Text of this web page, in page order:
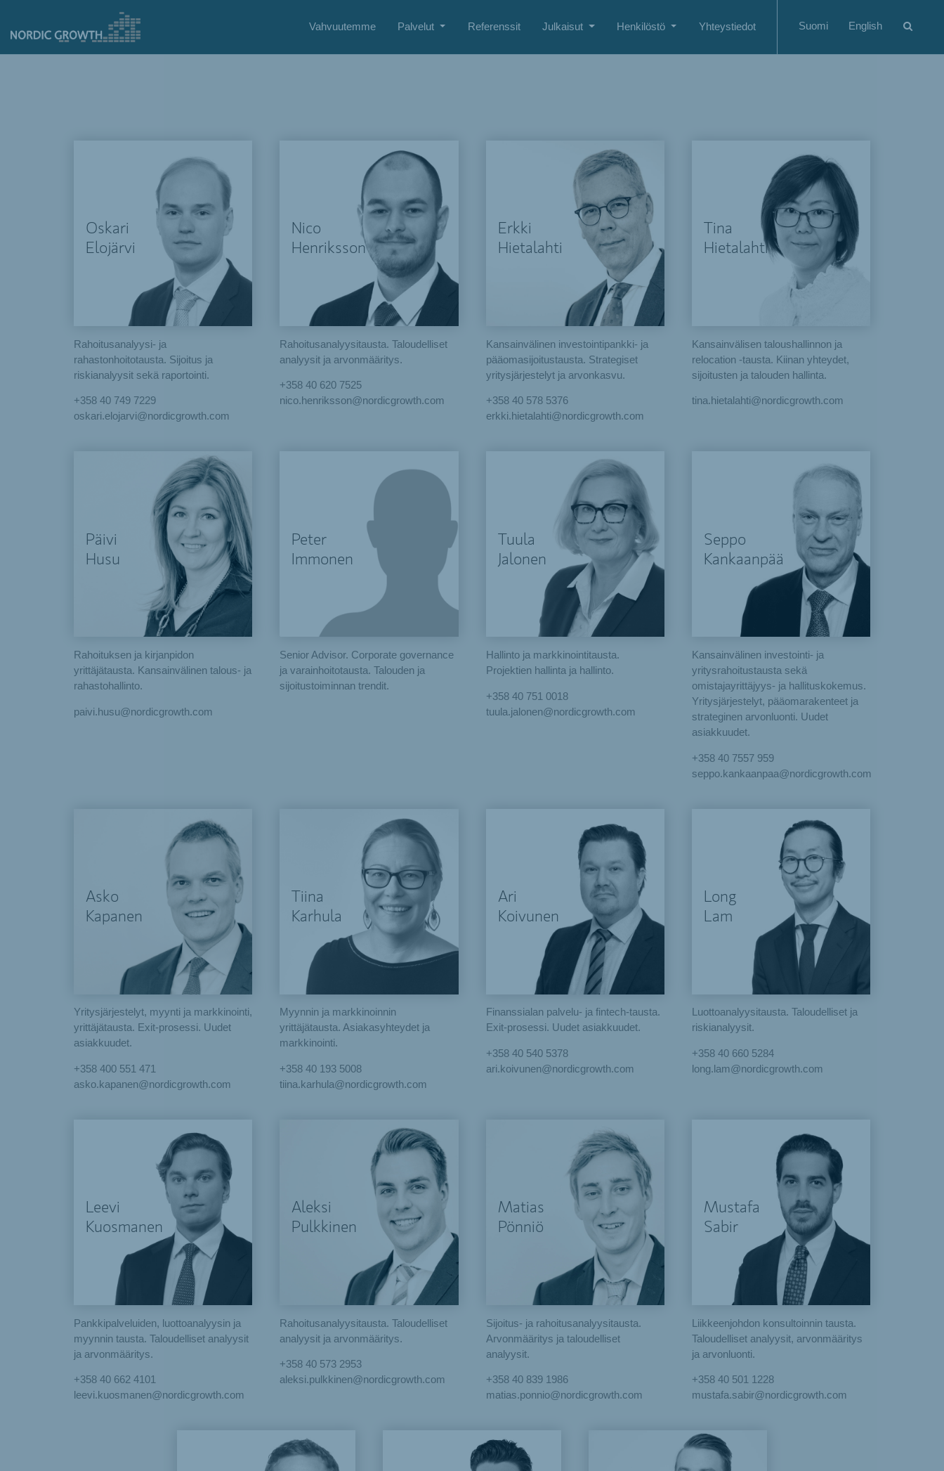
Vahvuutemme Palvelut Referenssit Julkaisut Henkilöstö Yhteystiedot Suomi English
Oskari
Elojärvi
Rahoitusanalyysi- ja
rahastonhoitotausta. Sijoitus ja
riskianalyysit sekä raportointi.
+358 40 749 7229
oskari.elojarvi@nordicgrowth.com
Nico
Henriksson
Rahoitusanalyysitausta. Taloudelliset
analyysit ja arvonmääritys.
+358 40 620 7525
nico.henriksson@nordicgrowth.com
Erkki
Hietalahti
Kansainvälinen investointipankki- ja
pääomasijoitustausta. Strategiset
yritysjärjestelyt ja arvonkasvu.
+358 40 578 5376
erkki.hietalahti@nordicgrowth.com
Tina
Hietalahti
Kansainvälisen taloushallinnon ja
relocation -tausta. Kiinan yhteydet,
sijoitusten ja talouden hallinta.
tina.hietalahti@nordicgrowth.com
Päivi
Husu
Rahoituksen ja kirjanpidon
yrittäjätausta. Kansainvälinen talous- ja
rahastohallinto.
paivi.husu@nordicgrowth.com
Peter
Immonen
Senior Advisor. Corporate governance
ja varainhoitotausta. Talouden ja
sijoitustoiminnan trendit.
Tuula
Jalonen
Hallinto ja markkinointitausta.
Projektien hallinta ja hallinto.
+358 40 751 0018
tuula.jalonen@nordicgrowth.com
Seppo
Kankaanpää
Kansainvälinen investointi- ja
yritysrahoitustausta sekä
omistajayrittäjyys- ja hallituskokemus.
Yritysjärjestelyt, pääomarakenteet ja
strateginen arvonluonti. Uudet
asiakkuudet.
+358 40 7557 959
seppo.kankaanpaa@nordicgrowth.com
Asko
Kapanen
Yritysjärjestelyt, myynti ja markkinointi,
yrittäjätausta. Exit-prosessi. Uudet
asiakkuudet.
+358 400 551 471
asko.kapanen@nordicgrowth.com
Tiina
Karhula
Myynnin ja markkinoinnin
yrittäjätausta. Asiakasyhteydet ja
markkinointi.
‭+358 40 193 5008‬
tiina.karhula@nordicgrowth.com
Ari
Koivunen
Finanssialan palvelu- ja fintech-tausta.
Exit-prosessi. Uudet asiakkuudet.
+358 40 540 5378
ari.koivunen@nordicgrowth.com
Long
Lam
Luottoanalyysitausta. Taloudelliset ja
riskianalyysit.
+358 40 660 5284
long.lam@nordicgrowth.com
Leevi
Kuosmanen
Pankkipalveluiden, luottoanalyysin ja
myynnin tausta. Taloudelliset analyysit
ja arvonmääritys.
+358 40 662 4101
leevi.kuosmanen@nordicgrowth.com
Aleksi
Pulkkinen
Rahoitusanalyysitausta. Taloudelliset
analyysit ja arvonmääritys.
+358 40 573 2953
aleksi.pulkkinen@nordicgrowth.com
Matias
Pönniö
Sijoitus- ja rahoitusanalyysitausta.
Arvonmääritys ja taloudelliset
analyysit.
+358 40 839 1986
matias.ponnio@nordicgrowth.com
Mustafa
Sabir
Liikkeenjohdon konsultoinnin tausta.
Taloudelliset analyysit, arvonmääritys
ja arvonluonti.
+358 40 501 1228
mustafa.sabir@nordicgrowth.com